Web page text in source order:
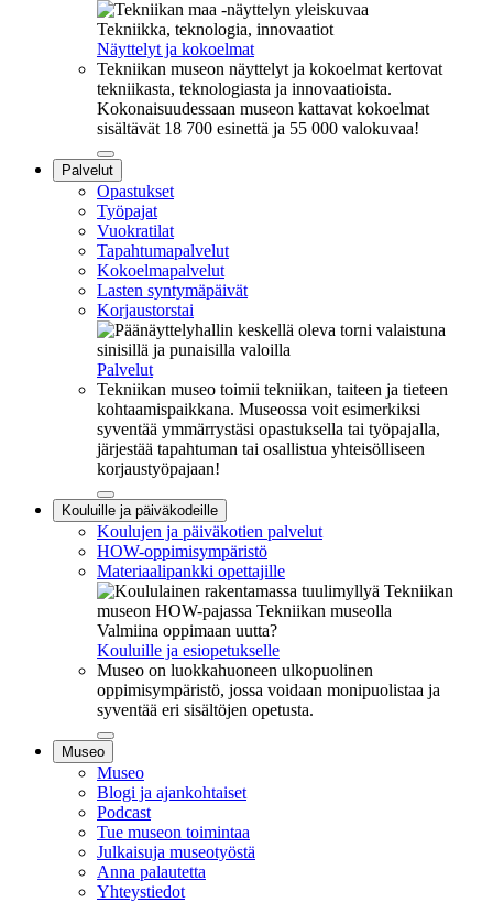
Tekniikka, teknologia, innovaatiot
Näyttelyt ja kokoelmat
Tekniikan museon näyttelyt ja kokoelmat kertovat
tekniikasta, teknologiasta ja innovaatioista.
Kokonaisuudessaan museon kattavat kokoelmat
sisältävät 18 700 esinettä ja 55 000 valokuvaa!
Sulje
alavalikko
Palvelut
Opastukset
Työpajat
Vuokratilat
Tapahtumapalvelut
Kokoelmapalvelut
Lasten syntymäpäivät
Korjaustorstai
Palvelut
Tekniikan museo toimii tekniikan, taiteen ja tieteen
kohtaamispaikkana. Museossa voit esimerkiksi
syventää ymmärrystäsi opastuksella tai työpajalla,
järjestää tapahtuman tai osallistua yhteisölliseen
korjaustyöpajaan!
Sulje
alavalikko
Kouluille ja päiväkodeille
Koulujen ja päiväkotien palvelut
HOW-oppimisympäristö
Materiaalipankki opettajille
Valmiina oppimaan uutta?
Kouluille ja esiopetukselle
Museo on luokkahuoneen ulkopuolinen
oppimisympäristö, jossa voidaan monipuolistaa ja
syventää eri sisältöjen opetusta.
Sulje
alavalikko
Museo
Museo
Blogi ja ajankohtaiset
Podcast
Tue museon toimintaa
Julkaisuja museotyöstä
Anna palautetta
Yhteystiedot